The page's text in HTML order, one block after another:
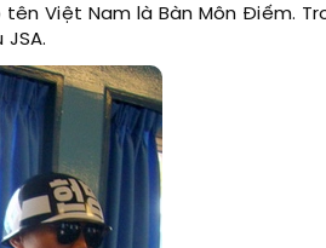
Việt Nam là Bàn Môn Điếm.